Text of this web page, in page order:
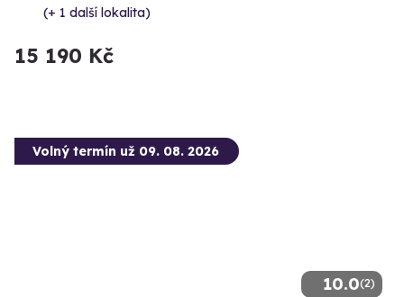
(+ 1 další lokalita)
15 190 Kč
10.0(2)
Volný termín už 09. 08. 2026